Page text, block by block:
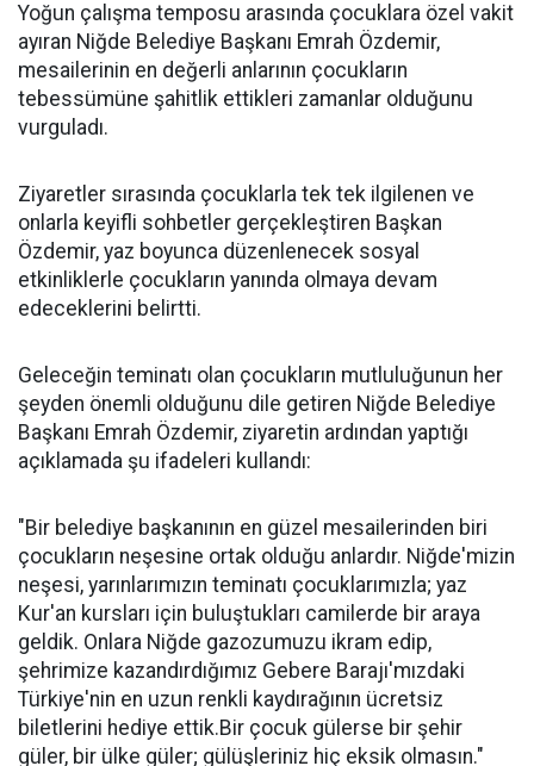
Yoğun çalışma temposu arasında çocuklara özel vakit
ayıran Niğde Belediye Başkanı Emrah Özdemir,
mesailerinin en değerli anlarının çocukların
tebessümüne şahitlik ettikleri zamanlar olduğunu
vurguladı.
Ziyaretler sırasında çocuklarla tek tek ilgilenen ve
onlarla keyifli sohbetler gerçekleştiren Başkan
Özdemir, yaz boyunca düzenlenecek sosyal
etkinliklerle çocukların yanında olmaya devam
edeceklerini belirtti.
Geleceğin teminatı olan çocukların mutluluğunun her
şeyden önemli olduğunu dile getiren Niğde Belediye
Başkanı Emrah Özdemir, ziyaretin ardından yaptığı
açıklamada şu ifadeleri kullandı:
"Bir belediye başkanının en güzel mesailerinden biri
çocukların neşesine ortak olduğu anlardır. Niğde'mizin
neşesi, yarınlarımızın teminatı çocuklarımızla; yaz
Kur'an kursları için buluştukları camilerde bir araya
geldik. Onlara Niğde gazozumuzu ikram edip,
şehrimize kazandırdığımız Gebere Barajı'mızdaki
Türkiye'nin en uzun renkli kaydırağının ücretsiz
biletlerini hediye ettik.Bir çocuk gülerse bir şehir
güler, bir ülke güler; gülüşleriniz hiç eksik olmasın."